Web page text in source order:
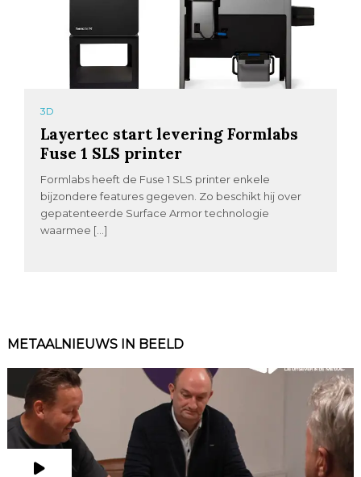
3D
Layertec start levering Formlabs
Fuse 1 SLS printer
Formlabs heeft de Fuse 1 SLS printer enkele
bijzondere features gegeven. Zo beschikt hij over
gepatenteerde Surface Armor technologie
waarmee […]
METAALNIEUWS IN BEELD